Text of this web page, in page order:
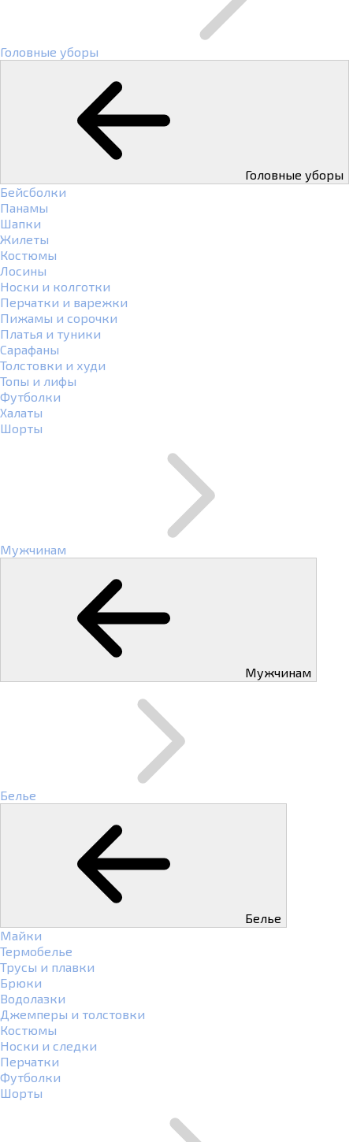
Головные уборы
Головные уборы
Бейсболки
Панамы
Шапки
Жилеты
Костюмы
Лосины
Носки и колготки
Перчатки и варежки
Пижамы и сорочки
Платья и туники
Сарафаны
Толстовки и худи
Топы и лифы
Футболки
Халаты
Шорты
Мужчинам
Мужчинам
Белье
Белье
Майки
Термобелье
Трусы и плавки
Брюки
Водолазки
Джемперы и толстовки
Костюмы
Носки и следки
Перчатки
Футболки
Шорты